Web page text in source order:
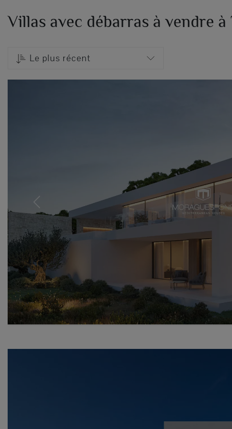
Villas avec débarras à vendre
Le plus récent
Previous